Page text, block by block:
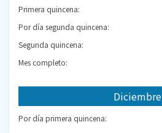
Primera quincena:
Por día segunda quincena:
Segunda quincena:
Mes completo:
Diciembre
Por día primera quincena: